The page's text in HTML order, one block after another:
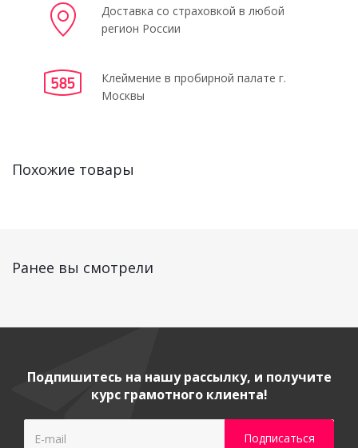
Доставка со страховкой в любой
регион России
Клеймение в пробирной палате г.
Москвы
Похожие товары
Ранее вы смотрели
Подпишитесь на нашу рассылку, и получите
курс грамотного клиента!